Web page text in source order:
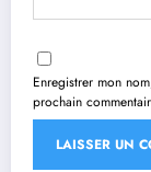
Enregistrer mon
prochain